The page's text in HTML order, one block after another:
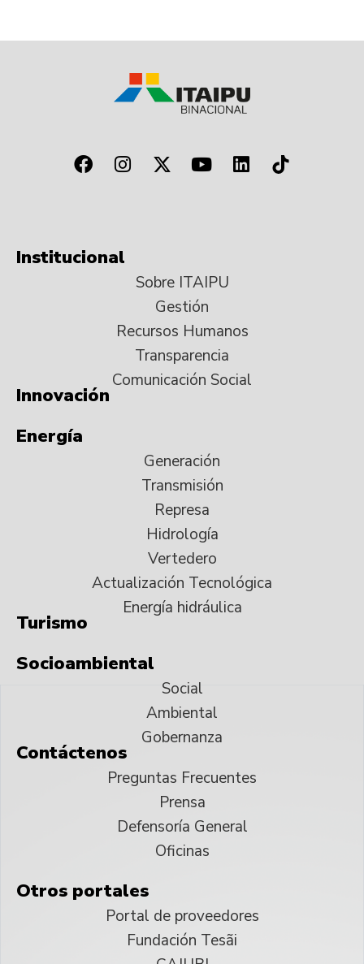
Institucional
Sobre ITAIPU
Gestión
Recursos Humanos
Transparencia
Comunicación Social
Innovación
Energía
Generación
Transmisión
Represa
Hidrología
Vertedero
Actualización Tecnológica
Energía hidráulica
Turismo
Socioambiental
Social
Ambiental
Gobernanza
Contáctenos
Preguntas Frecuentes
Prensa
Defensoría General
Oficinas
Otros portales
Portal de proveedores
Fundación Tesãi